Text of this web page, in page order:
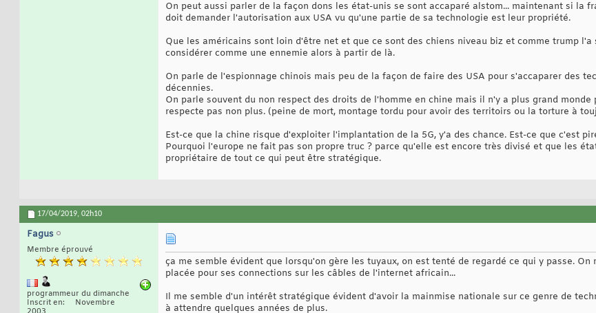
On peut aussi parler de la façon dons les état-unis se sont accaparé alstom... maintenant si la
doit demander l'autorisation aux USA vu qu'une partie de sa technologie est leur propriété.
Que les américains sont loin d'être net et que ce sont des chiens niveau biz et comme trump
considérer comme une ennemie alors à partir de là.
On parle de l'espionnage chinois mais peu de la façon de faire des USA pour s'accaparer des
décennies.
On parle souvent du non respect des droits de l'homme en chine mais il n'y a plus grand monde
respecte pas non plus. (peine de mort, montage tordu pour avoir des territoirs ou la torture à
Est-ce que la chine risque d'exploiter l'implantation de la 5G, y'a des chance. Est-ce que c'est
Pourquoi l'europe ne fait pas son propre truc ? parce qu'elle est encore très divisé et que les
propriétaire de tout ce qui peut être stratégique.
17/04/2019, 02h10
Fagus
Membre éprouvé
programmeur du dimanche
Inscrit en
Novembre
ça me semble évident que lorsqu'on gère les tuyaux, on est tenté de regardé ce qui y passe.
placée pour ses connections sur les câbles de l'internet africain...
Il me semble d'un intérêt stratégique évident d'avoir la mainmise nationale sur ce genre de
à attendre quelques années de plus.